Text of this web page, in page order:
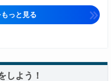
っと見る
しよう！